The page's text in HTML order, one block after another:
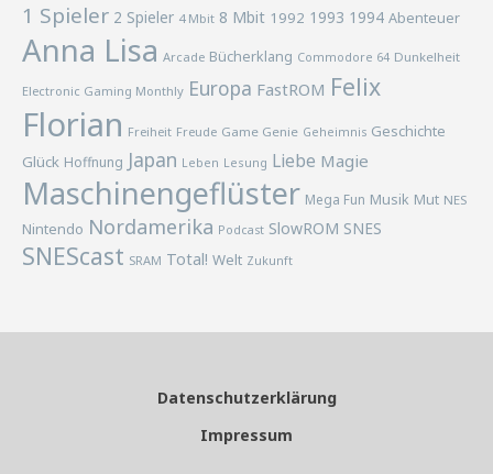
1 Spieler 2 Spieler 4 Mbit 8 Mbit 1992 1993 1994 Abenteuer
Anna Lisa Arcade Bücherklang Commodore 64 Dunkelheit
Electronic Gaming Monthly Europa FastROM Felix
Florian Freiheit Freude Game Genie Geheimnis Geschichte
Glück Hoffnung Japan Leben Lesung Liebe Magie
Maschinengeflüster Mega Fun Musik Mut NES
Nintendo Nordamerika Podcast SlowROM SNES
SNEScast SRAM Total! Welt Zukunft
Datenschutzerklärung
Impressum